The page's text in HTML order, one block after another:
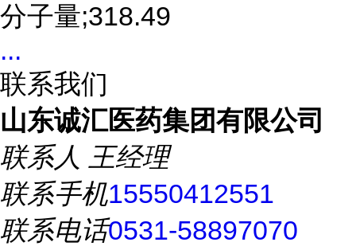
分子量;318.49
...
联系我们
山东诚汇医药集团有限公司
联系人 王经理
联系手机15550412551
联系电话0531-58897070